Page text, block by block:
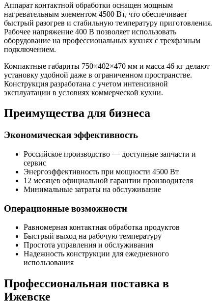
Аппарат контактной обработки оснащен мощным
нагревательным элементом 4500 Вт, что обеспечивает
быстрый разогрев и стабильную температуру приготовления.
Рабочее напряжение 400 В позволяет использовать
оборудование на профессиональных кухнях с трехфазным
подключением.
Компактные габариты 750×402×470 мм и масса 46 кг делают
установку удобной даже в ограниченном пространстве.
Конструкция разработана с учетом интенсивной
эксплуатации в условиях коммерческой кухни.
Преимущества для бизнеса
Экономическая эффективность
Российское производство — доступные запчасти и
сервис
Энергоэффективность при мощности 4500 Вт
12 месяцев официальной гарантии производителя
Минимальные затраты на обслуживание
Операционные возможности
Равномерная контактная обработка продуктов
Быстрый выход на рабочую температуру
Простота управления и обслуживания
Надежность конструкции для ежедневного
использования
Профессиональная поставка в
Ижевске